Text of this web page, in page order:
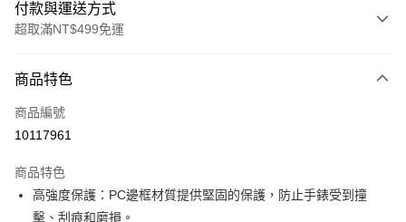
付款與運送方式
超取滿NT$499免運
信用卡一次付款
超商取貨付款
Apple Pay
商品特色
商品編號
10117961
商品特色
高強度保護：PC邊框材質提供堅固的保護，防止手錶受到撞
擊、刮痕和磨損。